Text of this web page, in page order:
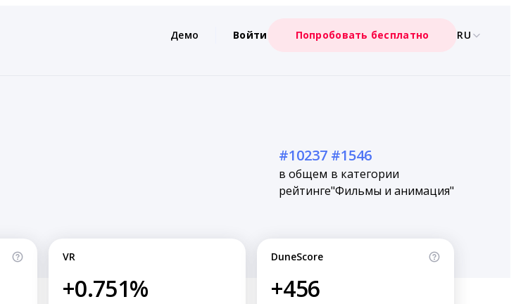
Демо Войти Попробовать бесплатно RU
#10237
в общем
рейтинге
#1546
в категории
"Фильмы и анимация"
VR
+0.751%
DuneScore
+456